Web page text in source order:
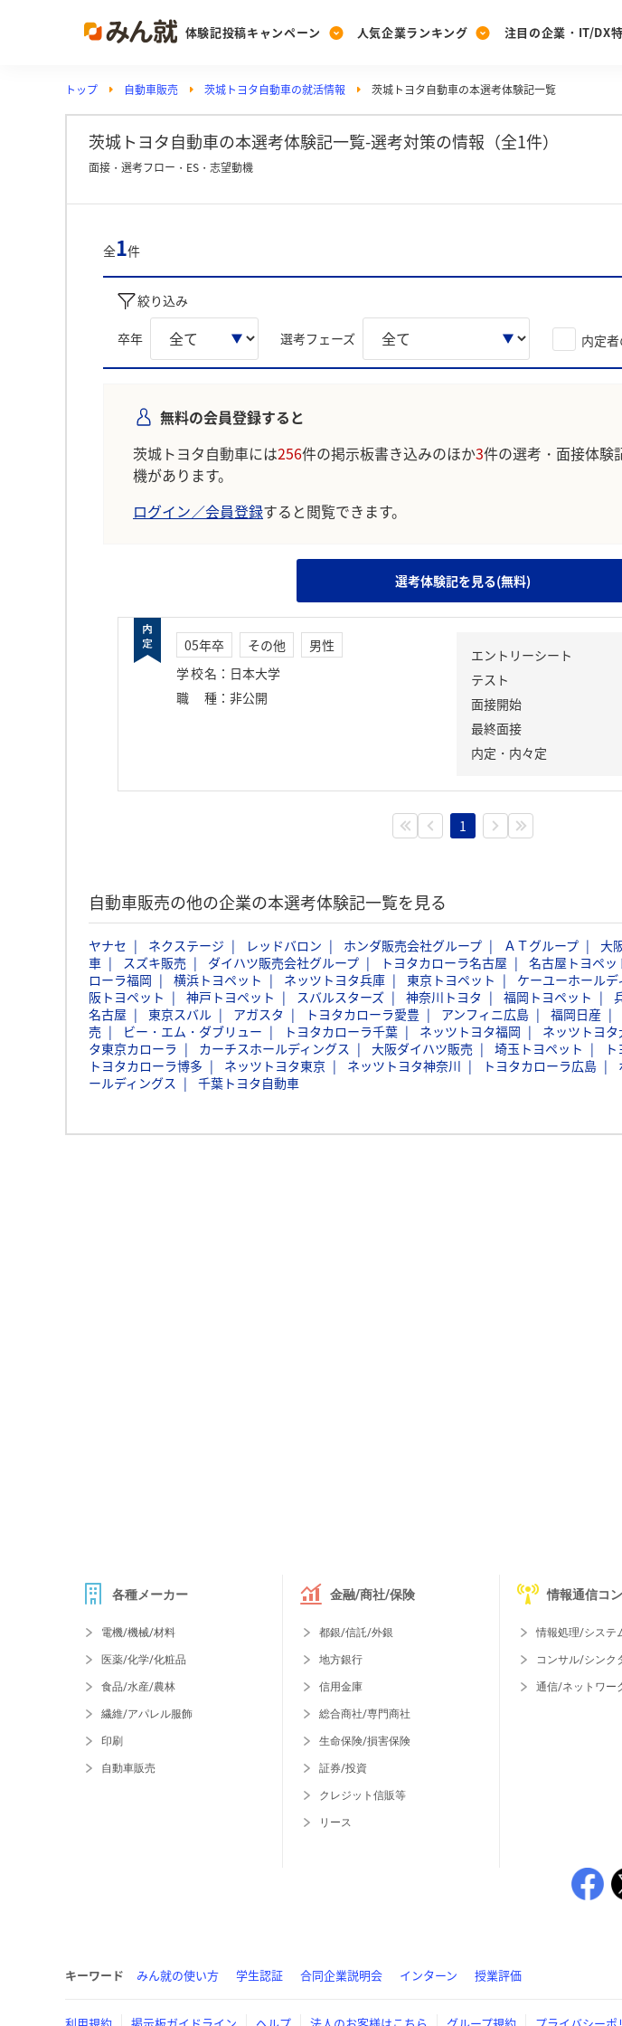
体験記投稿キャンペーン
Post
投稿する
[27卒] 本選考体験記投
人気企業ランキング
Ranking
ランキングを見る
みんなのDX企業就職ブ
Vote
注目の企業・IT/DX
PickUp
注目の企業特集
トップ 自動車販売 茨城トヨタ自動車の就活情報 茨城トヨタ自動車の本選考体験記一覧
茨城トヨタ自動車の本選考体験記一覧-選考対策の情報（全1件）
面接・選考フロー・ES・志望動機
全1件
絞り込み
卒年 選考フェーズ 内定
無料の会員登録すると
茨城トヨタ自動車には256件の掲示板書き込みのほか3件の選考・面接体験
機があります。
ログイン／会員登録すると閲覧できます。
選考体験記を見る(無料)
05年卒 その他
男性
学校名 ： 日本大学
職種 ： 非公開
エントリーシート
テスト
面接開始
最終面接
内定・内々定
1
自動車販売の他の企業の本選考体験記一覧を見る
ヤナセ ネクステージ レッドバロン ホンダ販売会社グループ ＡＴグループ 大
車
スズキ販売 ダイハツ販売会社グループ トヨタカローラ名古屋 名古屋トヨペッ
ローラ福岡
横浜トヨペット ネッツトヨタ兵庫 東京トヨペット ケーユーホールデ
阪トヨペット
神戸トヨペット スバルスターズ 神奈川トヨタ 福岡トヨペット
名古屋
東京スバル アガスタ トヨタカローラ愛豊 アンフィニ広島 福岡日産
売
ビー・エム・ダブリュー トヨタカローラ千葉 ネッツトヨタ福岡 ネッツトヨタ
タ東京カローラ
カーチスホールディングス 大阪ダイハツ販売 埼玉トヨペット
トヨタカローラ博多
ネッツトヨタ東京 ネッツトヨタ神奈川 トヨタカローラ広島
ールディングス
千葉トヨタ自動車
各種メーカー
電機/機械/材料
医薬/化学/化粧品
食品/水産/農林
繊維/アパレル服飾
印刷
自動車販売
金融/商社/保険
都銀/信託/外銀
地方銀行
信用金庫
総合商社/専門商社
生命保険/損害保険
証券/投資
クレジット信販等
リース
情報通信コ
情報処理/システ
コンサル/シンク
通信/ネットワー
キーワード みん就の使い方 学生認証 合同企業説明会 インターン 授業評価